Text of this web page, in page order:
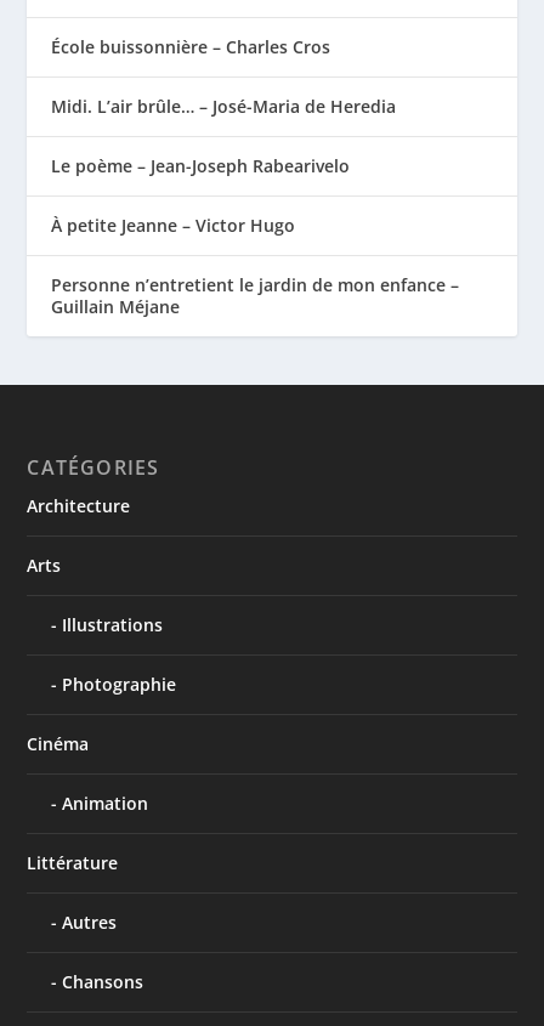
École buissonnière – Charles Cros
Midi. L’air brûle… – José-Maria de Heredia
Le poème – Jean-Joseph Rabearivelo
À petite Jeanne – Victor Hugo
Personne n’entretient le jardin de mon enfance –
Guillain Méjane
CATÉGORIES
Architecture
Arts
Illustrations
Photographie
Cinéma
Animation
Littérature
Autres
Chansons